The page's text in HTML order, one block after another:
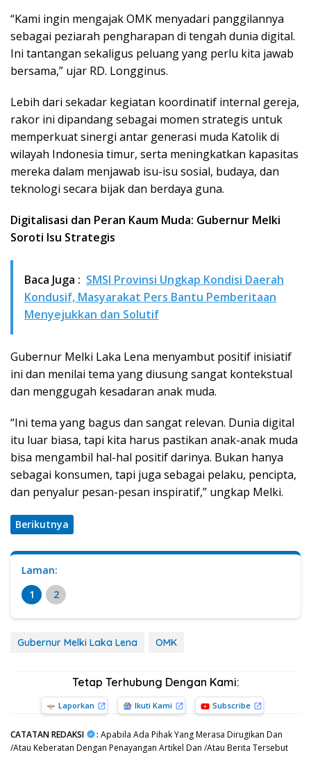
“Kami ingin mengajak OMK menyadari panggilannya
sebagai peziarah pengharapan di tengah dunia digital.
Ini tantangan sekaligus peluang yang perlu kita jawab
bersama,” ujar RD. Longginus.
Lebih dari sekadar kegiatan koordinatif internal gereja,
rakor ini dipandang sebagai momen strategis untuk
memperkuat sinergi antar generasi muda Katolik di
wilayah Indonesia timur, serta meningkatkan kapasitas
mereka dalam menjawab isu-isu sosial, budaya, dan
teknologi secara bijak dan berdaya guna.
Digitalisasi dan Peran Kaum Muda: Gubernur Melki
Soroti Isu Strategis
Baca Juga : SMSI Provinsi Ungkap Kondisi Daerah
Kondusif, Masyarakat Pers Bantu Pemberitaan
Menyejukkan dan Solutif
Gubernur Melki Laka Lena menyambut positif inisiatif
ini dan menilai tema yang diusung sangat kontekstual
dan menggugah kesadaran anak muda.
“Ini tema yang bagus dan sangat relevan. Dunia digital
itu luar biasa, tapi kita harus pastikan anak-anak muda
bisa mengambil hal-hal positif darinya. Bukan hanya
sebagai konsumen, tapi juga sebagai pelaku, pencipta,
dan penyalur pesan-pesan inspiratif,” ungkap Melki.
Berikutnya
Laman:
1
2
Gubernur Melki Laka Lena OMK
Tetap Terhubung Dengan Kami:
Laporkan Ikuti Kami Subscribe
CATATAN REDAKSI : Apabila Ada Pihak Yang Merasa Dirugikan Dan
/Atau Keberatan Dengan Penayangan Artikel Dan /Atau Berita Tersebut